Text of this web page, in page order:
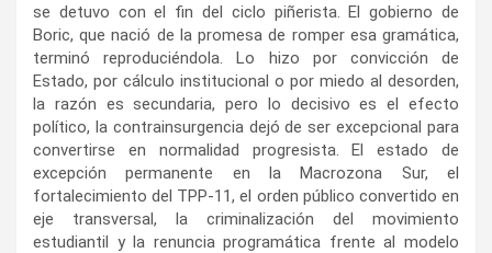
se detuvo con el fin del ciclo piñerista. El gobierno de
Boric, que nació de la promesa de romper esa gramática,
terminó reproduciéndola. Lo hizo por convicción de
Estado, por cálculo institucional o por miedo al desorden,
la razón es secundaria, pero lo decisivo es el efecto
político, la contrainsurgencia dejó de ser excepcional para
convertirse en normalidad progresista. El estado de
excepción permanente en la Macrozona Sur, el
fortalecimiento del TPP-11, el orden público convertido en
eje transversal, la criminalización del movimiento
estudiantil y la renuncia programática frente al modelo